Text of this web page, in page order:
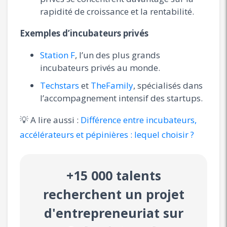
rapidité de croissance et la rentabilité.
Exemples d’incubateurs privés
Station F, l’un des plus grands
incubateurs privés au monde.
Techstars et TheFamily, spécialisés dans
l’accompagnement intensif des startups.
💡 A lire aussi : Différence entre incubateurs,
accélérateurs et pépinières : lequel choisir ?
+15 000 talents
recherchent un projet
d'entrepreneuriat sur